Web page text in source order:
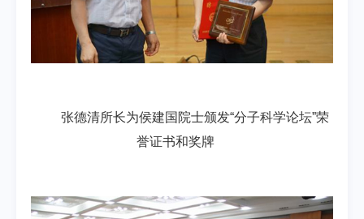
张德清所长为侯建国院士颁发“分子科学论坛”荣
誉证书和奖牌